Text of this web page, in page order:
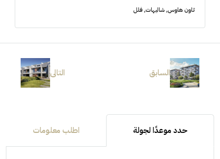
تاون هاوس, شاليهات, فلل
السابق التالى
حدد موعدًا لجولة اطلب معلومات